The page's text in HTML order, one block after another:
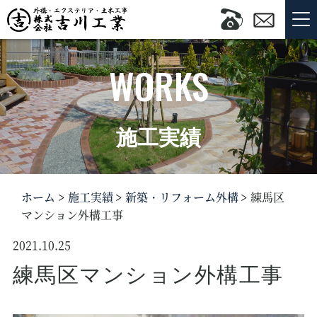
WORKS
施工実績
ホーム 施工実績 新築・リフォーム外構
練馬区
マンション外構工事
2021.10.25
練馬区マンション外構工事